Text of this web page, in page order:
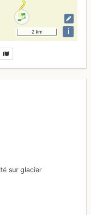
2 km i
sur glacier